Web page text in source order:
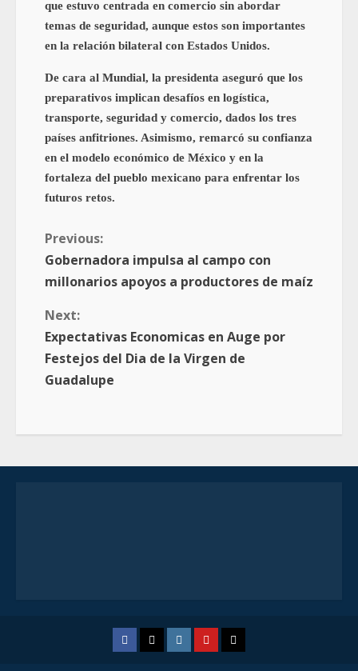
que estuvo centrada en comercio sin abordar
temas de seguridad, aunque estos son importantes
en la relación bilateral con Estados Unidos.
De cara al Mundial, la presidenta aseguró que los
preparativos implican desafíos en logística,
transporte, seguridad y comercio, dados los tres
países anfitriones. Asimismo, remarcó su confianza
en el modelo económico de México y en la
fortaleza del pueblo mexicano para enfrentar los
futuros retos.
Previous:
Gobernadora impulsa al campo con
millonarios apoyos a productores de maíz
Next:
Expectativas Economicas en Auge por
Festejos del Dia de la Virgen de
Guadalupe